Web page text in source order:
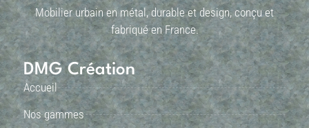
Mobilier urbain en métal, durable et design, conçu et
fabriqué en France.
DMG Création
Accueil
Nos gammes